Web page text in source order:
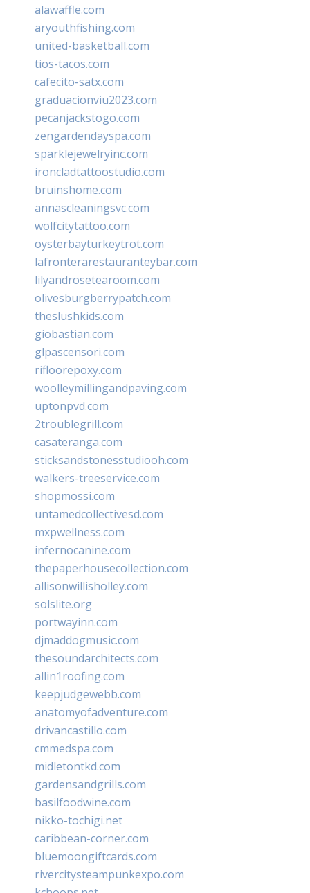
alawaffle.com
aryouthfishing.com
united-basketball.com
tios-tacos.com
cafecito-satx.com
graduacionviu2023.com
pecanjackstogo.com
zengardendayspa.com
sparklejewelryinc.com
ironcladtattoostudio.com
bruinshome.com
annascleaningsvc.com
wolfcitytattoo.com
oysterbayturkeytrot.com
lafronterarestauranteybar.com
lilyandrosetearoom.com
olivesburgberrypatch.com
theslushkids.com
giobastian.com
glpascensori.com
rifloorepoxy.com
woolleymillingandpaving.com
uptonpvd.com
2troublegrill.com
casateranga.com
sticksandstonesstudiooh.com
walkers-treeservice.com
shopmossi.com
untamedcollectivesd.com
mxpwellness.com
infernocanine.com
thepaperhousecollection.com
allisonwillisholley.com
solslite.org
portwayinn.com
djmaddogmusic.com
thesoundarchitects.com
allin1roofing.com
keepjudgewebb.com
anatomyofadventure.com
drivancastillo.com
cmmedspa.com
midletontkd.com
gardensandgrills.com
basilfoodwine.com
nikko-tochigi.net
caribbean-corner.com
bluemoongiftcards.com
rivercitysteampunkexpo.com